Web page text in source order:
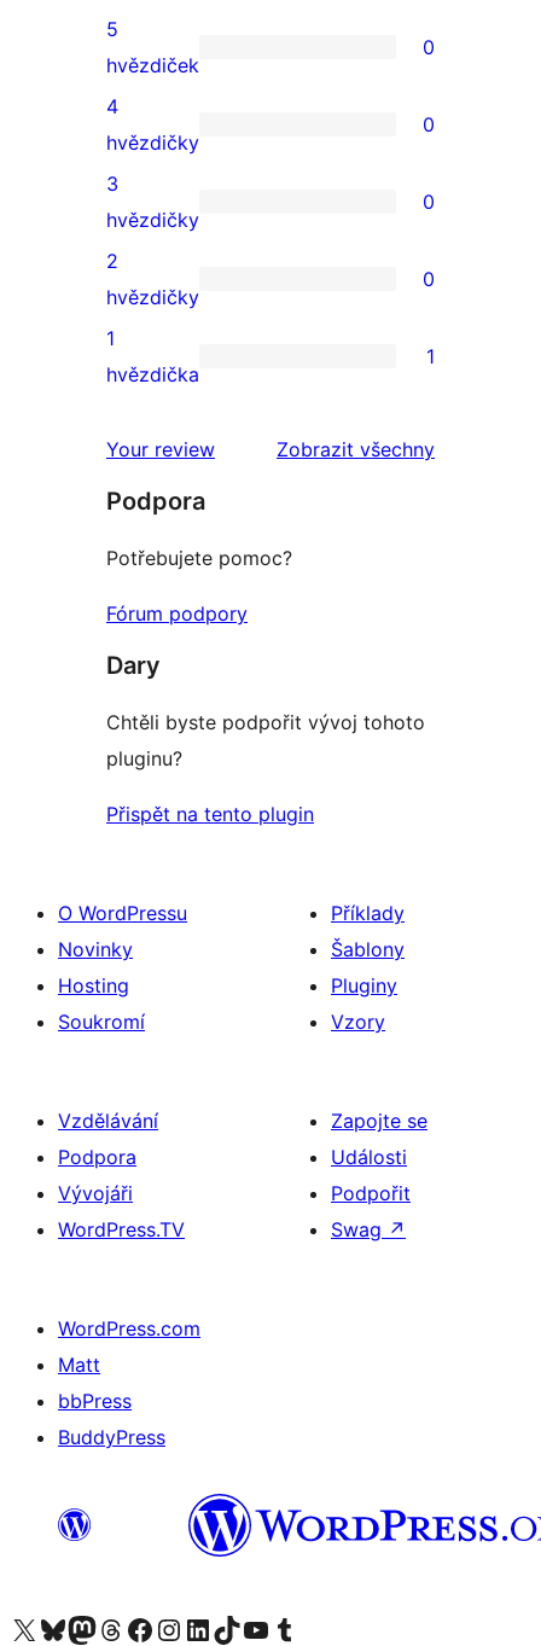
0
5hvězdičkové
hodnocení
5
hvězdiček
0
0
4hvězdičkové
hodnocení
4
hvězdičky
0
0
3hvězdičkové
hodnocení
3
hvězdičky
0
0
2hvězdičkové
hodnocení
2
hvězdičky
0
1
hodnocení
1
hvězdička
1
Your review Zobrazit všechnyrecenze
Podpora
Potřebujete pomoc?
Fórum podpory
Dary
Chtěli byste podpořit vývoj tohoto
pluginu?
Přispět na tento plugin
O WordPressu
Novinky
Hosting
Soukromí
Příklady
Šablony
Pluginy
Vzory
Vzdělávání
Podpora
Vývojáři
WordPress.TV
Zapojte se
Události
Podpořit
Swag ↗
WordPress.com
Matt
bbPress
BuddyPress
Navštivte náš účet na X (dříve Twitter)
Navštivte náš Bluesky účetNavštivte náš účet Mastodon
Navštivte náš Threads účetNavštivte naši stránku na Facebooku
Navštivte náš Instagram účetNavštivte náš LinkedIn účetNavštivte náš TikTok účetNavštivte náš YouTube kanálNavštivte náš Tumblr účet